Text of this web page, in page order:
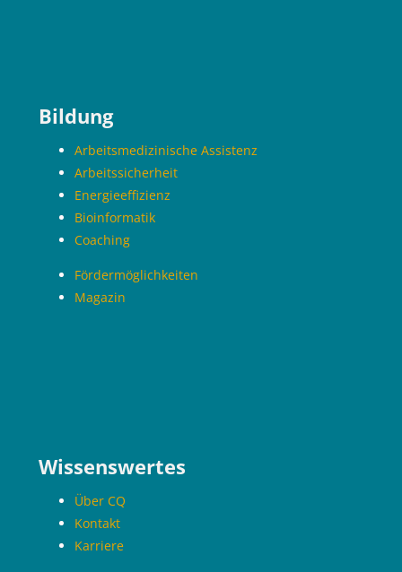
Bildung
Arbeitsmedizinische Assistenz
Arbeitssicherheit
Energieeffizienz
Bioinformatik
Coaching
Fördermöglichkeiten
Magazin
Wissenswertes
Über CQ
Kontakt
Karriere